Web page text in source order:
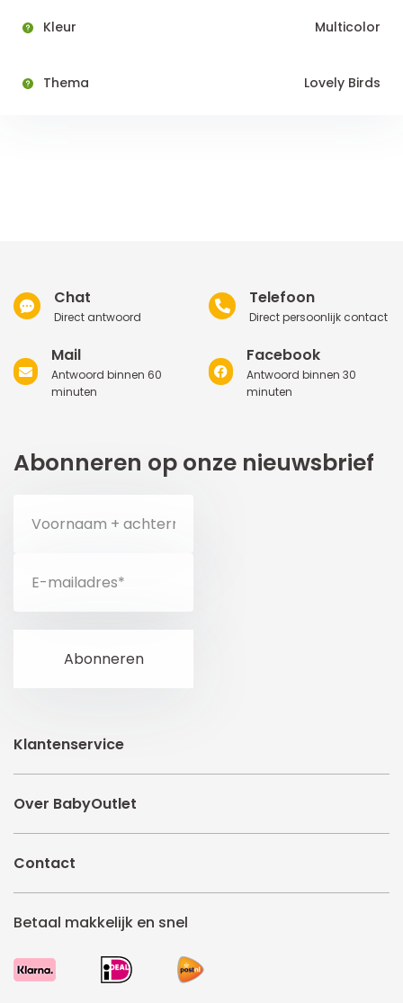
Kleur Multicolor
Thema Lovely Birds
Chat
Direct antwoord
Telefoon
Direct persoonlijk contact
Mail
Antwoord binnen 60
minuten
Facebook
Antwoord binnen 30
minuten
Abonneren op onze nieuwsbrief
Klantenservice
Over BabyOutlet
Contact
Betaal makkelijk en snel